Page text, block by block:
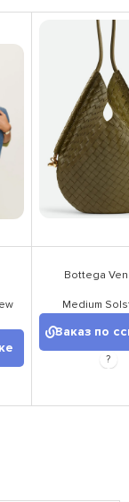
Bottega
Medium
Заказ по
?